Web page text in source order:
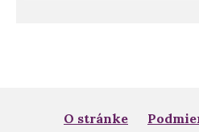
O stránke